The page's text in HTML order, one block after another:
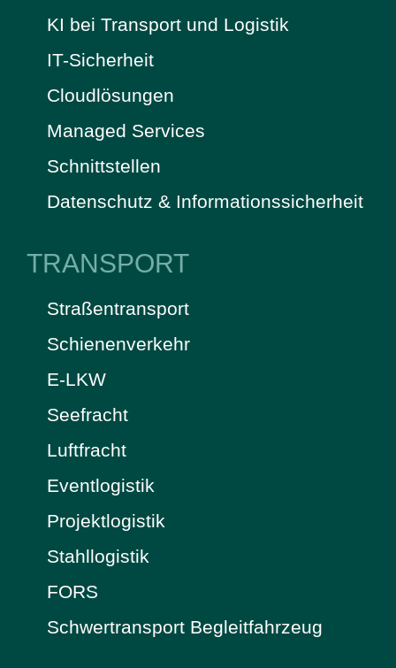
KI bei Transport und Logistik
IT-Sicherheit
Cloudlösungen
Managed Services
Schnittstellen
Datenschutz & Informationssicherheit
TRANSPORT
Straßentransport
Schienenverkehr
E-LKW
Seefracht
Luftfracht
Eventlogistik
Projektlogistik
Stahllogistik
FORS
Schwertransport Begleitfahrzeug